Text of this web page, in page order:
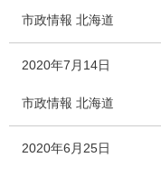
市政情報 北海道
2020年7月14日
市政情報 北海道
2020年6月25日